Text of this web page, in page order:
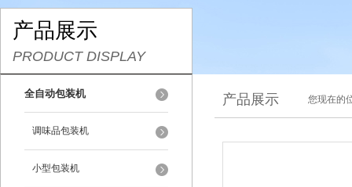
产品展示
PRODUCT DISPLAY
全自动包装机
调味品包装机
小型包装机
产品展示 您现在的